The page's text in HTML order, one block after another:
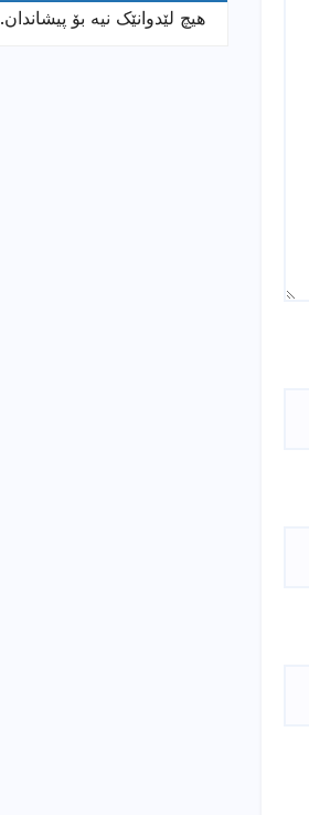
هیچ لێدوانێک نیە بۆ پیشاندان.